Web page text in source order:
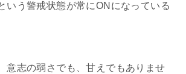
いう警戒状態が常にONになっている
意志の弱さでも、甘えでもありませ